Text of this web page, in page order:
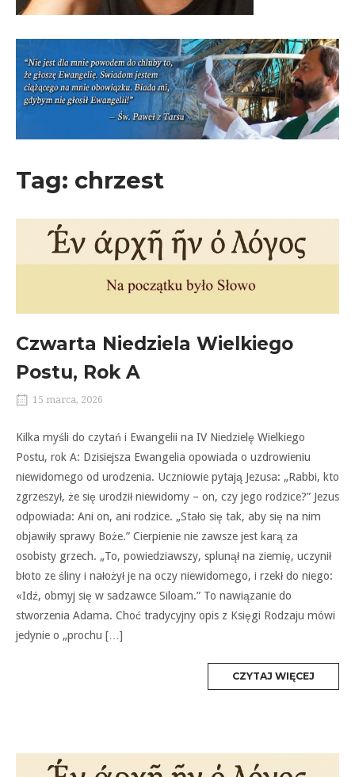
Tag: chrzest
Czwarta Niedziela Wielkiego
Postu, Rok A
15 marca, 2026
Kilka myśli do czytań i Ewangelii na IV Niedzielę Wielkiego
Postu, rok A: Dzisiejsza Ewangelia opowiada o uzdrowieniu
niewidomego od urodzenia. Uczniowie pytają Jezusa: „Rabbi, kto
zgrzeszył, że się urodził niewidomy – on, czy jego rodzice?” Jezus
odpowiada: Ani on, ani rodzice. „Stało się tak, aby się na nim
objawiły sprawy Boże.” Cierpienie nie zawsze jest karą za
osobisty grzech. „To, powiedziawszy, splunął na ziemię, uczynił
błoto ze śliny i nałożył je na oczy niewidomego, i rzekł do niego:
«Idź, obmyj się w sadzawce Siloam.” To nawiązanie do
stworzenia Adama. Choć tradycyjny opis z Księgi Rodzaju mówi
jedynie o „prochu […]
CZYTAJ WIĘCEJ